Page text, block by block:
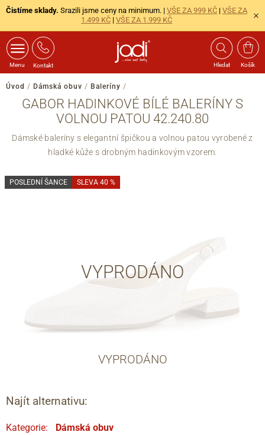
Čistíme sklady. Srazili jsme ceny na minimum. | VŠE ZA 999 KČ | VŠE ZA
1.499 KČ | VŠE ZA 1.999 KČ
Menu Kontakt Hledat Košík
Úvod / Dámská obuv / Baleríny /
GABOR HADINKOVÉ BÍLÉ BALERÍNY S
VOLNOU PATOU 42.240.80
Dámské baleríny s elegantní špičkou a volnou patou vyrobené z
hladké kůže s drobným hadinkovým vzorem.
VYPRODÁNO
POSLEDNÍ ŠANCE SLEVA 40 %
VYPRODÁNO
Najít alternativu:
Kategorie:
Dámská obuv